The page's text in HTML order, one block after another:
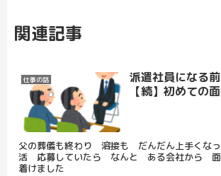
関連記事
仕事の話
派遣社員になる
【続】初めての
父の葬儀も終わり 溶接も だんだん上手くな
活 応募していたら なんと ある会社から
着けました